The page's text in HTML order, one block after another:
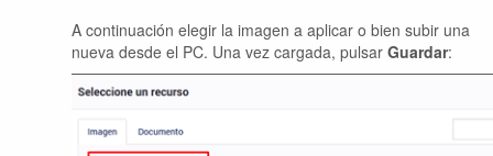
A continuación elegir la imagen a aplicar o bien subir una
nueva desde el PC. Una vez cargada, pulsar Guardar: